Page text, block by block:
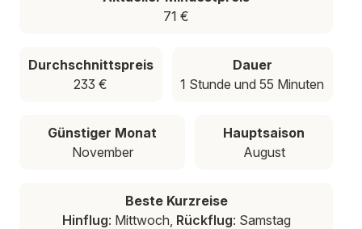
71 €
Durchschnittspreis
233 €
Dauer
1 Stunde und 55 Minuten
Günstiger Monat
November
Hauptsaison
August
Beste Kurzreise
Hinflug: Mittwoch, Rückflug: Samstag